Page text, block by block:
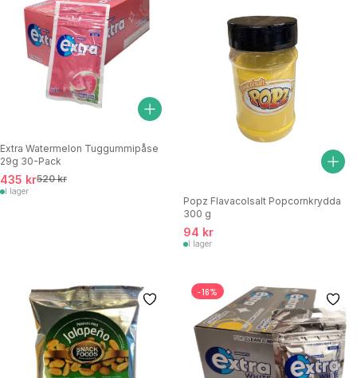
Extra Watermelon Tuggummipåse
29g 30-Pack
435 kr520 kr
I lager
Popz Flavacolsalt Popcornkrydda
300 g
94 kr
I lager
-16%